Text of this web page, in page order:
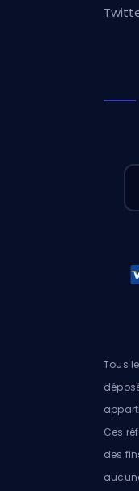
Tous
Ces
des